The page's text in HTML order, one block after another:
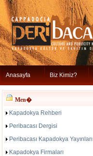
Anasayfa Biz Kimiz?
Men�
Kapadokya Rehberi
Peribacası Dergisi
Peribacası Kapadokya Yayınları
Kapadokya Firmaları